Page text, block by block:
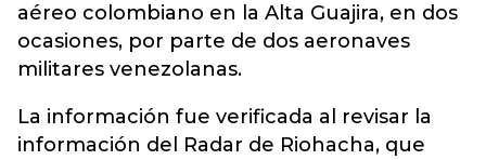
aéreo colombiano en la Alta Guajira, en dos
ocasiones, por parte de dos aeronaves
militares venezolanas.
La información fue verificada al revisar la
información del Radar de Riohacha, que